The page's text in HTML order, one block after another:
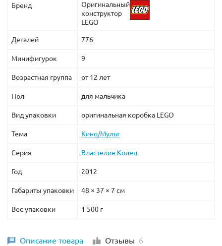
Бренд
Оригинальный
конструктор
LEGO
Деталей 776
Минифигурок 9
Возрастная группа от 12 лет
Пол для мальчика
Вид упаковки оригинальная коробка LEGO
Тема Кино/Мульт
Серия Властелин Колец
Год 2012
Габариты упаковки 48 × 37 × 7 см
Вес упаковки 1 500 г
Описание товара Отзывы 6